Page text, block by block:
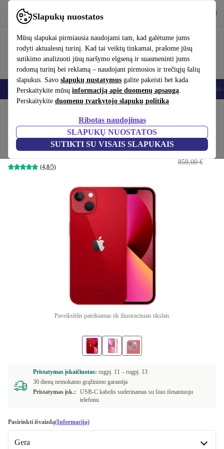
Slapukų nuostatos
Mūsų slapukai pirmiausia naudojami tam, kad galėtume jums
rodyti aktualesnį turinį. Kad tai veiktų tinkamai, prašome jūsų
sutikimo analizuoti jūsų naršymo elgseną ir suasmeninti jums
rodomą turinį bei reklamą – naudojant pirmosios ir trečiųjų šalių
slapukus. Savo slapukų nustatymus galite pakeisti bet kada.
Perskaitykite mūsų informaciją apie duomenų apsaugą.
Perskaitykite duomenų tvarkytojo slapukų politiką
Ribotas naudojimas
SLAPUKŲ NUOSTATOS
SUTIKTI SU VISAIS SLAPUKAIS
Naudok refurbed greitai ir paprastai
Išmanieji telefonai Nešiojamieji kompiuteriai Planšetės Išmanieji
iPhone 13
256 GB | Dual-SIM (eSIM, Nano-SIM) | raudona
(4,8/5)
329,00 €
859,00 €
Paveikslėlis pateikiamas tik iliustraciniais tikslais
Pristatymas įskaičiuotas: rugpj. 11 – rugpj. 13
30 dienų nemokamo grąžinimo garantija
Pristatymas įsk.:
USB-C kabelis suderinamas su šiuo išmaniuoju
telefonu
Pasirinkti išvaizdą(Informacija)
Gera